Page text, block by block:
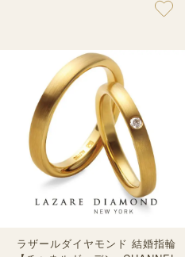
ラザールダイヤモンド 結婚指輪